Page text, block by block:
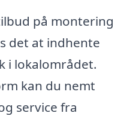
på montering
det at indhente
i lokalområdet.
kan du nemt
service fra